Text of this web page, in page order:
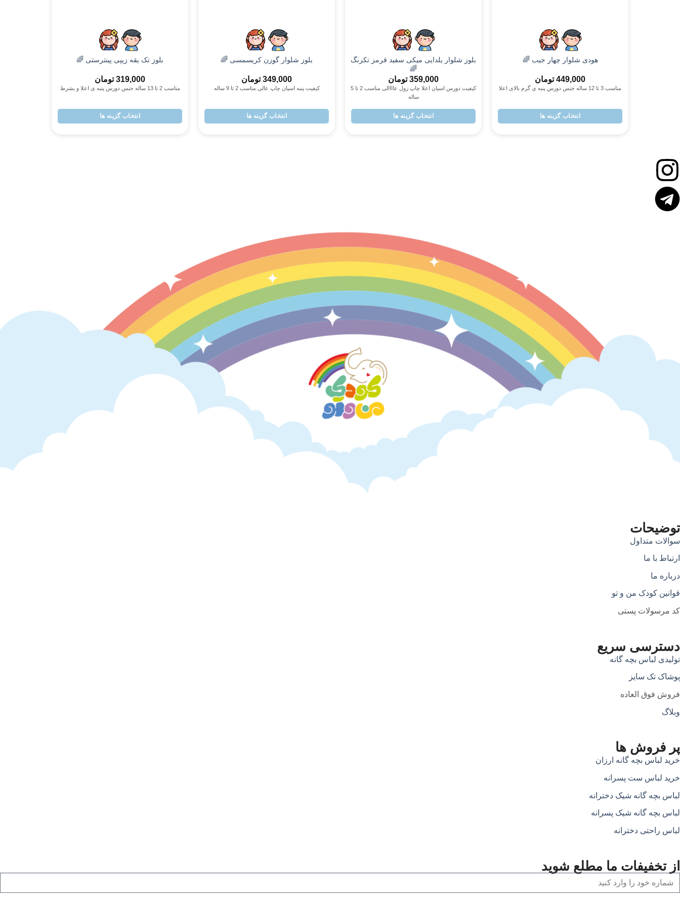
پسرانه
هودی شلوار چهار جیب 🌈
449,000 تومان
مناسب 3 تا 12 ساله جنس دورس پنبه ی گرم بالای اعلا
انتخاب گزینه ها
پسرانه
بلوز شلوار یلدایی میکی سفید قرمز تکرنگ
🌈
359,000 تومان
کیفیت دورس اسپان اعلا چاپ زول عاااالی مناسب 2 تا 5
ساله
انتخاب گزینه ها
پسرانه
بلوز شلوار گوزن کریسمسی 🌈
349,000 تومان
کیفیت پنبه اسپان چاپ عالی مناسب 2 تا 9 ساله
انتخاب گزینه ها
پسرانه
بلوز تک یقه زیپی پینترستی 🌈
319,000 تومان
مناسب 2 تا 13 ساله جنس دورس پنبه ی اعلا و بشرط
انتخاب گزینه ها
توضیحات
سوالات متداول
ارتباط با ما
درباره ما
قوانین کودک من و تو
کد مرسولات پستی
دسترسی سریع
تولیدی لباس بچه گانه
پوشاک تک سایز
فروش فوق العاده
وبلاگ
پر فروش ها
خرید لباس بچه گانه ارزان
خرید لباس ست پسرانه
لباس بچه گانه شیک دخترانه
لباس بچه گانه شیک پسرانه
لباس راحتی دخترانه
از تخفیفات ما مطلع شوید